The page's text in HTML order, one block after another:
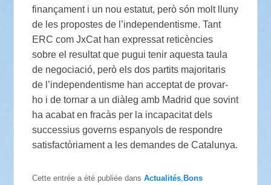
finançament i un nou estatut, però són molt lluny
de les propostes de l’independentisme. Tant
ERC com JxCat han expressat reticències
sobre el resultat que pugui tenir aquesta taula
de negociació, però els dos partits majoritaris
de l’independentisme han acceptat de provar-
ho i de tornar a un diàleg amb Madrid que sovint
ha acabat en fracàs per la incapacitat dels
successius governs espanyols de respondre
satisfactòriament a les demandes de Catalunya.
Cette entrée a été publiée dansActualités ,Bons